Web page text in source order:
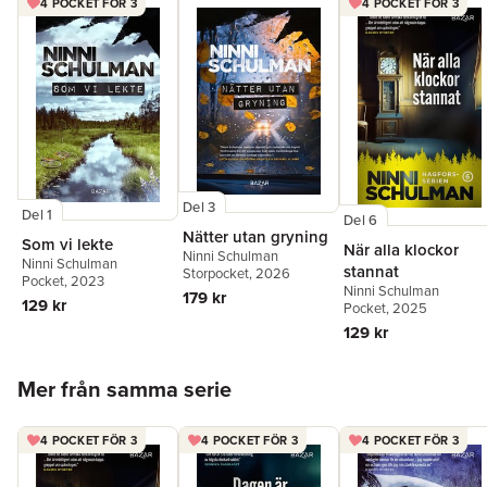
Del 1
Som vi lekte
Ninni Schulman
Pocket, 2023
129 kr
Del 3
Nätter utan gryning
Ninni Schulman
Storpocket, 2026
179 kr
Del 6
När alla klockor
stannat
Ninni Schulman
Pocket, 2025
129 kr
Mer från samma serie
4 POCKET FÖR 3 4 POCKET FÖR 3 4 POCKET FÖR 3